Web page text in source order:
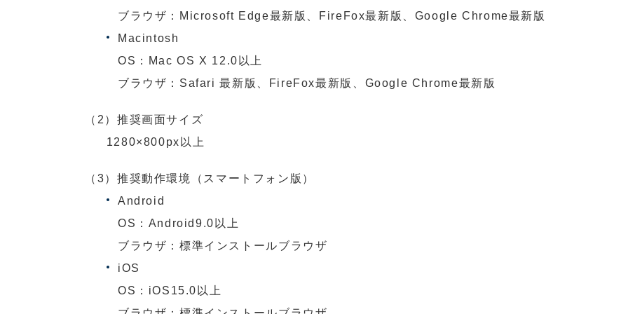
ブラウザ：Microsoft Edge最新版、FireFox最新版、Google Chrome最新版
Macintosh
OS：Mac OS X 12.0以上
ブラウザ：Safari 最新版、FireFox最新版、Google Chrome最新版
（2）推奨画面サイズ
1280×800px以上
（3）推奨動作環境（スマートフォン版）
Android
OS：Android9.0以上
ブラウザ：標準インストールブラウザ
iOS
OS：iOS15.0以上